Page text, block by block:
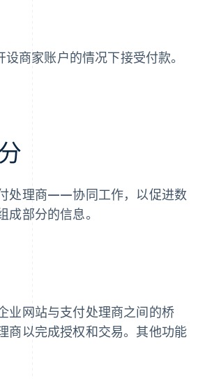
设商家账户的情况下接受付款。
处理商——协同工作，以促进数
部分的信息。
业网站与支付处理商之间的桥
商以完成授权和交易。其他功能